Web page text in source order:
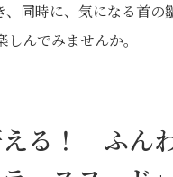
、同時に、気になる首
んでみませんか。
る！ ふん